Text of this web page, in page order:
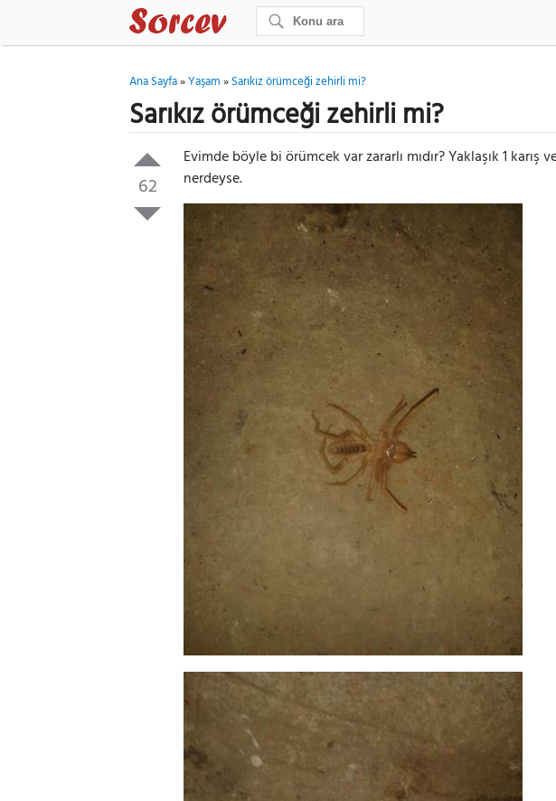
Ana Sayfa»Yaşam»Sarıkız örümceği zehirli mi?
Sarıkız örümceği zehirli mi?
62
Evimde böyle bi örümcek var zararlı mıdır? Yaklaşık 1 karış
nerdeyse.